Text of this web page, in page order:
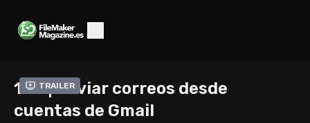
Trailer
143 | Enviar correos desde
cuentas de Gmail